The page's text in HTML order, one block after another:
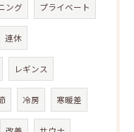
ング プライベート
連休
レギンス
冷房 寒暖差